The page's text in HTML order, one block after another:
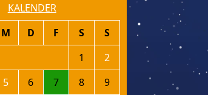
KALENDER
M D F S
S
1
2
5 6 7 8
9